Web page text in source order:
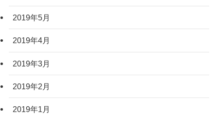
2019年5月
2019年4月
2019年3月
2019年2月
2019年1月